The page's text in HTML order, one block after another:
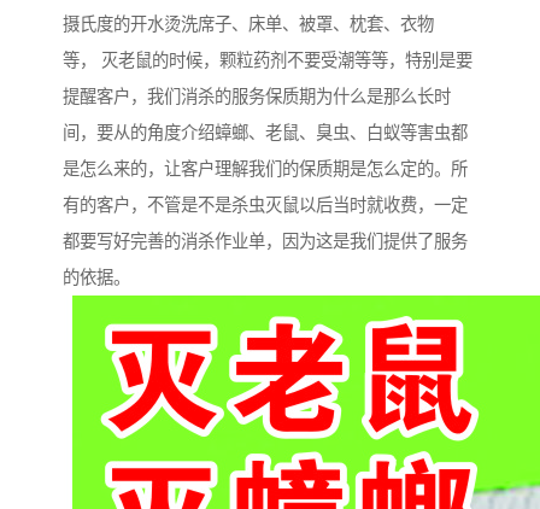
摄氏度的开水烫洗席子、床单、被罩、枕套、衣物
等， 灭老鼠的时候，颗粒药剂不要受潮等等，特别是要
提醒客户，我们消杀的服务保质期为什么是那么长时
间，要从的角度介绍蟑螂、老鼠、臭虫、白蚁等害虫都
是怎么来的，让客户理解我们的保质期是怎么定的。所
有的客户，不管是不是杀虫灭鼠以后当时就收费，一定
都要写好完善的消杀作业单，因为这是我们提供了服务
的依据。